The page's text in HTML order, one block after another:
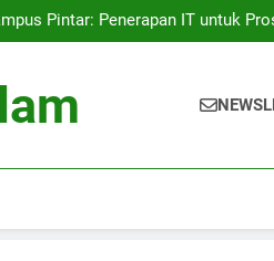
Pintar: Penerapan IT untuk
Pengembangan Karier
Pintar: Penerapan IT untuk
Pengembangan Karier